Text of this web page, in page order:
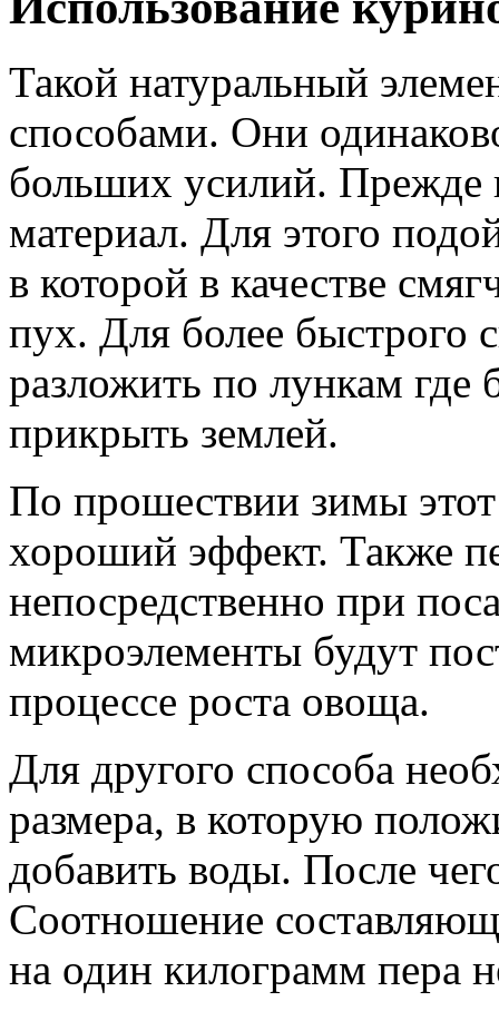
Такой натуральный
способами. Они
больших усилий. Прежде
материал. Для этого
в которой в качестве
пух. Для более быстрого
разложить по лункам где
прикрыть землей.
По прошествии зимы этот
хороший эффект. Также
непосредственно при
микроэлементы будут
процессе роста овоща.
Для другого способа
размера, в которую
добавить воды. После
Соотношение
на один килограмм пера